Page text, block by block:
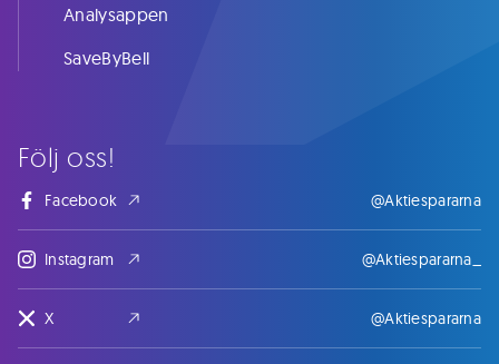
Följ oss!
Facebook @Aktiespararna
Instagram @Aktiespararna_
X @Aktiespararna
Analysappen
SaveByBell